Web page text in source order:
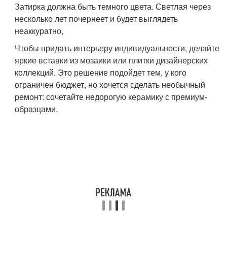
Затирка должна быть темного цвета. Светлая через
несколько лет почернеет и будет выглядеть
неаккуратно,
Чтобы придать интерьеру индивидуальности, делайте
яркие вставки из мозаики или плитки дизайнерских
коллекций. Это решение подойдет тем, у кого
ограничен бюджет, но хочется сделать необычный
ремонт: сочетайте недорогую керамику с премиум-
образцами.